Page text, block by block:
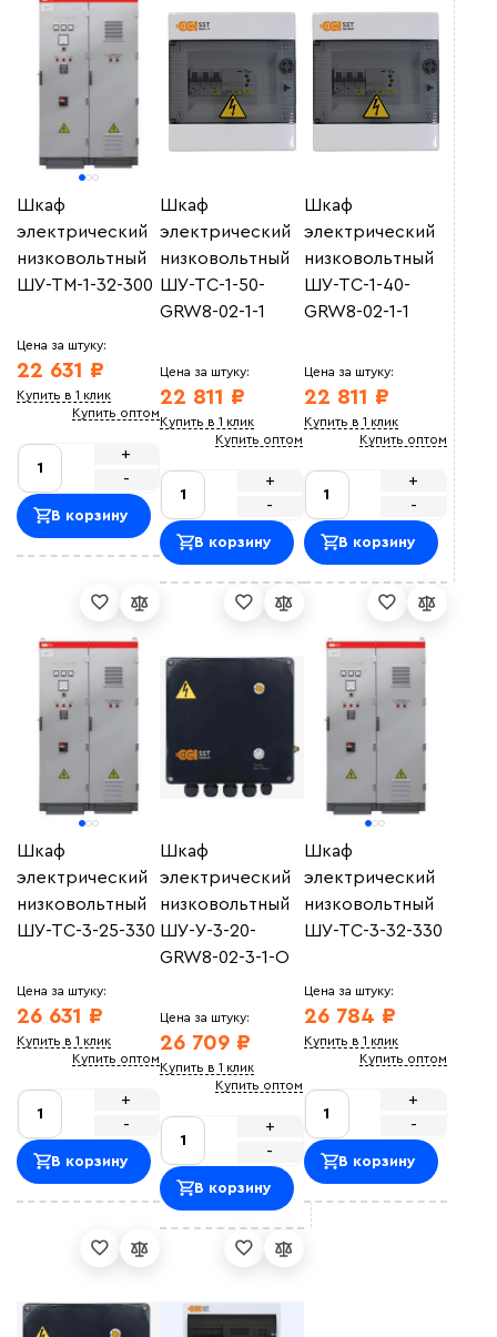
Шкаф
электрический
низковольтный
ШУ-ТМ-1-32-300
Цена за штуку:
22 631 ₽
Купить в 1 клик
Купить оптом
-
+
В корзину
Шкаф
электрический
низковольтный
ШУ-ТС-1-50-
GRW8-02-1-1
Цена за штуку:
22 811 ₽
Купить в 1 клик
Купить оптом
-
+
В корзину
Шкаф
электрический
низковольтный
ШУ-ТС-1-40-
GRW8-02-1-1
Цена за штуку:
22 811 ₽
Купить в 1 клик
Купить оптом
-
+
В корзину
Шкаф
электрический
низковольтный
ШУ-ТС-3-25-330
Цена за штуку:
26 631 ₽
Купить в 1 клик
Купить оптом
-
+
В корзину
Шкаф
электрический
низковольтный
ШУ-У-3-20-
GRW8-02-3-1-O
Цена за штуку:
26 709 ₽
Купить в 1 клик
Купить оптом
-
+
В корзину
Шкаф
электрический
низковольтный
ШУ-ТС-3-32-330
Цена за штуку:
26 784 ₽
Купить в 1 клик
Купить оптом
-
+
В корзину